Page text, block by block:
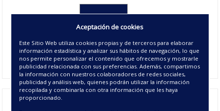
01 - BLANCO
Disponible
Aceptación de cookies
Este Sitio Web utiliza cookies propias y de terceros para elaborar
información estadística y analizar sus hábitos de navegación, lo que
nos permite personalizar el contenido que ofrecemos y mostrarle
publicidad relacionada con sus preferencias. Además, compartimos
la información con nuestros colaboradores de redes sociales,
publicidad y análisis web, quienes podrán utilizar la información
recopilada y combinarla con otra información que les haya
proporcionado.